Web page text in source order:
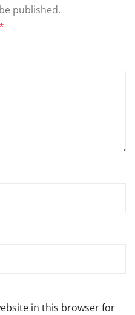
published.
in this browser for